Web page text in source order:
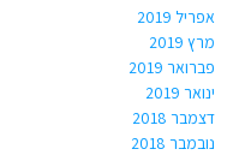
אפריל 2019
מרץ 2019
פברואר 2019
ינואר 2019
דצמבר 2018
נובמבר 2018